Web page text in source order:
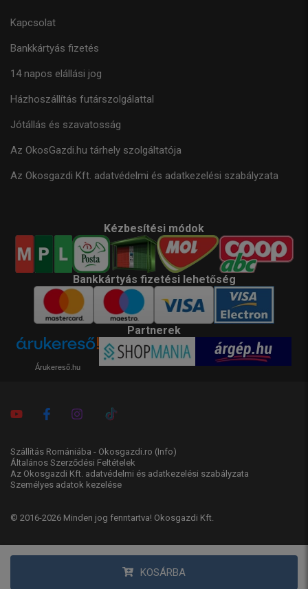
KOSÁRBA
Kapcsolat
Bankkártyás fizetés
14 napos elállási jog
Házhoszállítás futárszolgálattal
Jótállás és szavatosság
Az OkosGazdi.hu tárhely szolgáltatója
Az Okosgazdi Kft. adatvédelmi és adatkezelési szabályzata
Kézbesítési módok
Bankkártyás fizetési lehetőség
Partnerek
Árukereső.hu
Szállítás Romániába - Okosgazdi.ro (Info)
Általános Szerződési Feltételek
Az Okosgazdi Kft. adatvédelmi és adatkezelési szabályzata
Személyes adatok kezelése
© 2016-2026 Minden jog fenntartva! Okosgazdi Kft.